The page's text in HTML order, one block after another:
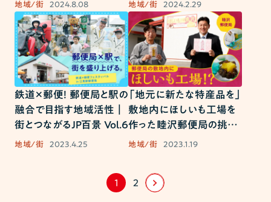
百景 Vol.8
地域/街 2024.8.08
Vol.7
地域/街 2024.2.29
鉄道×郵便！ 郵便局と駅の
融合で目指す地域活性｜
街とつながるJP百景 Vol.6
地域/街 2023.4.25
「地元に新たな特産品を」
敷地内にほしいも工場を
作った睦沢郵便局の挑戦
｜街とつながるJP百景
地域/街 2023.1.19
1 2